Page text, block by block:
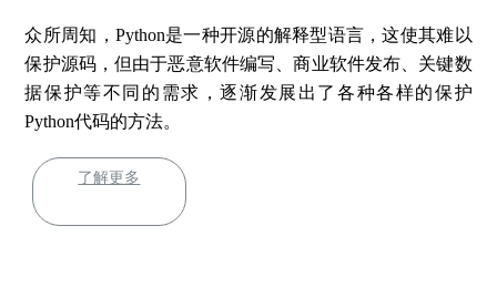
众所周知，Python是一种开源的解释型语言，这使其难以
保护源码，但由于恶意软件编写、商业软件发布、关键数
据保护等不同的需求，逐渐发展出了各种各样的保护
Python代码的方法。
了解更多